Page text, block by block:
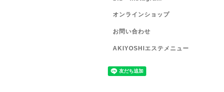
オンラインショップ
お問い合わせ
AKIYOSHIエステメニュー